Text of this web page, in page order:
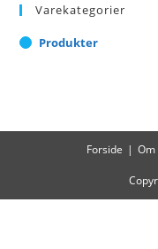
Varekategorier
Produkter
Forside